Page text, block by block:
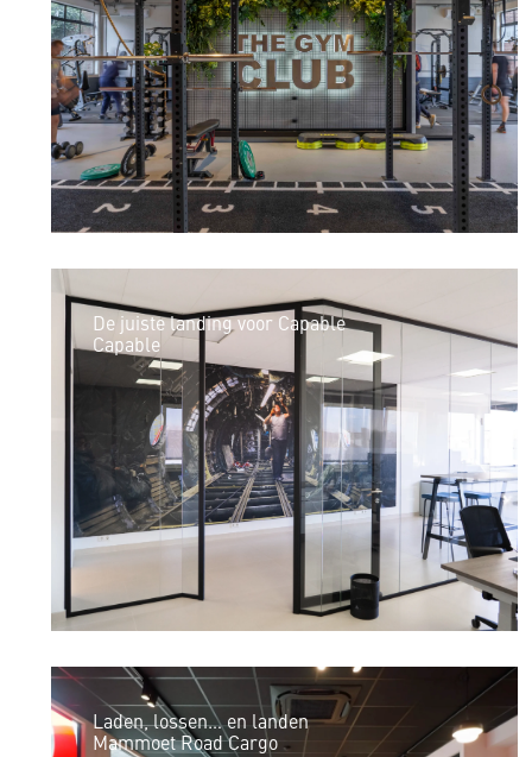
De juiste landing voor Capable
Capable
Laden, lossen… en landen
Mammoet Road Cargo